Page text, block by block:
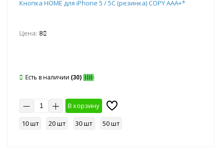
Кнопка HOME для iPhone 5 / 5С (резинка) COPY AAA+*
Цена: 8
Есть в наличии (30)
В корзину
10 шт
20 шт 30 шт 50 шт